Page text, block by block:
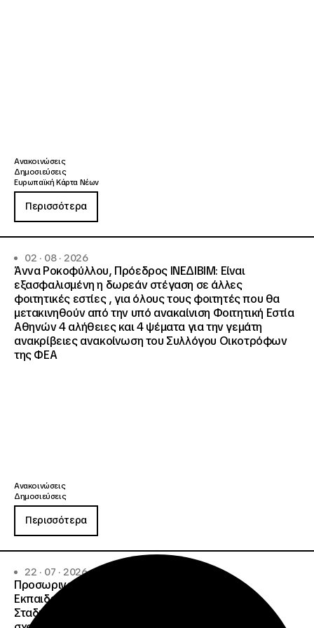
Ανακοινώσεις
Δημοσιεύσεις
Ευρωπαϊκή Κάρτα Νέων
Περισσότερα
02 · 08 · 2026
Άννα Ροκοφύλλου, Πρόεδρος ΙΝΕΔΙΒΙΜ: Είναι
εξασφαλισμένη η δωρεάν στέγαση σε άλλες
φοιτητικές εστίες , για όλους τους φοιτητές που θα
μετακινηθούν από την υπό ανακαίνιση Φοιτητική Εστία
Αθηνών 4 αλήθειες και 4 ψέματα για την γεμάτη
ανακρίβειες ανακοίνωση του Συλλόγου Οικοτρόφων
της ΦΕΑ
Ανακοινώσεις
Δημοσιεύσεις
Περισσότερα
22 · 07 · 2026
Προσωρινοί Πίνακες Κατάταξης Υποψηφίων
Εκπαιδευτικού Προσωπικού, Συμβούλων
Σταδιοδρομίας και Συμβούλων Ψυχολόγων για τη